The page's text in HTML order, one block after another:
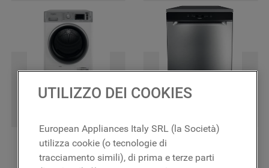
UTILIZZO DEI COOKIES
European Appliances Italy SRL (la Società)
utilizza cookie (o tecnologie di
tracciamento simili), di prima e terze parti